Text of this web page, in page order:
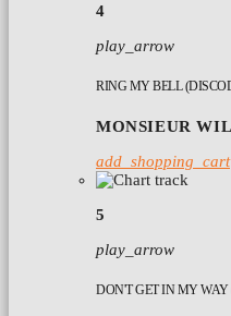
4
play_arrow
RING MY BELL
MONSIEUR
add_shopping_cart
5
play_arrow
DON'T GET IN MY